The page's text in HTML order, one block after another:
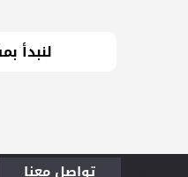
تواصل معنا